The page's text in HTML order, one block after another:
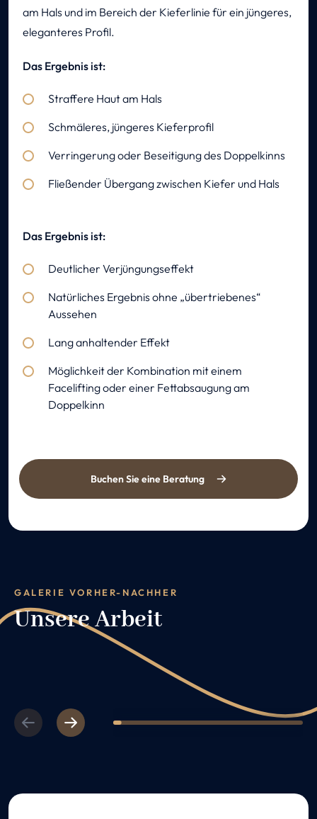
am Hals und im Bereich der Kieferlinie für ein jüngeres,
eleganteres Profil.
Das Ergebnis ist:
Straffere Haut am Hals
Schmäleres, jüngeres Kieferprofil
Verringerung oder Beseitigung des Doppelkinns
Fließender Übergang zwischen Kiefer und Hals
Das Ergebnis ist:
Deutlicher Verjüngungseffekt
Natürliches Ergebnis ohne „übertriebenes“
Aussehen
Lang anhaltender Effekt
Möglichkeit der Kombination mit einem
Facelifting oder einer Fettabsaugung am
Doppelkinn
Buchen Sie eine Beratung
GALERIE VORHER-NACHHER
Unsere Arbeit
PreviousNext 1 2 3 4 5 6 7 8 9 10 11 12